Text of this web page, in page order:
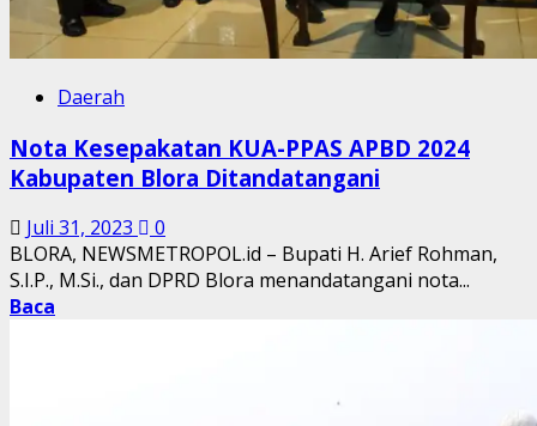
Daerah
Nota Kesepakatan KUA-PPAS APBD 2024
Kabupaten Blora Ditandatangani
Juli 31, 2023
0
BLORA, NEWSMETROPOL.id – Bupati H. Arief Rohman,
S.I.P., M.Si., dan DPRD Blora menandatangani nota...
Baca